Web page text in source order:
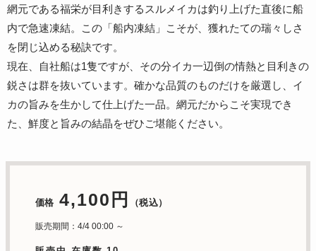
網元である福栄が目利きするスルメイカは釣り上げた直後に船
内で急速凍結。この「船内凍結」こそが、獲れたての瑞々しさ
を閉じ込める秘訣です。
現在、自社船は1隻ですが、その分イカ一辺倒の情熱と目利きの
鋭さは群を抜いています。確かな品質のものだけを厳選し、イ
カの旨みを生かして仕上げた一品。網元だからこそ実現でき
た、鮮度と旨みの結晶をぜひご堪能ください。
価格 4,100円 （税込）
販売期間：4/4 00:00 ～